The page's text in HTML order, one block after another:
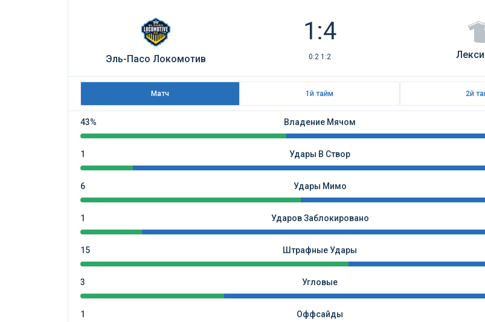
Эль-Пасо Локомотив
1:4
0:2 1:2
Матч 1й тайм 2й
43% Владение Мячом
1 Удары В Створ
6 Удары Мимо
1 Ударов Заблокировано
15 Штрафные Удары
3 Угловые
1 Оффсайды